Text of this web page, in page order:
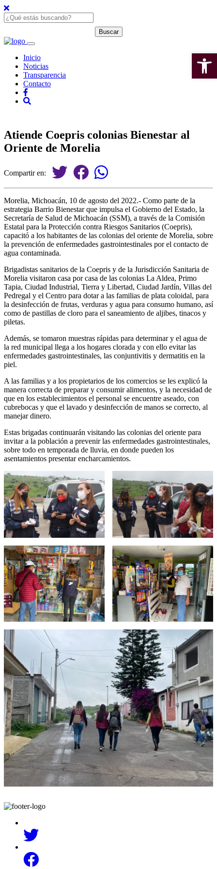
Inicio
Noticias
Transparencia
Contacto
Atiende Coepris colonias Bienestar al
Oriente de Morelia
Compartir en:
Morelia, Michoacán, 10 de agosto del 2022.- Como parte de la
estrategia Barrio Bienestar que impulsa el Gobierno del Estado, la
Secretaría de Salud de Michoacán (SSM), a través de la Comisión
Estatal para la Protección contra Riesgos Sanitarios (Coepris),
capacitó a los habitantes de las colonias del oriente de Morelia, sobre
la prevención de enfermedades gastrointestinales por el contacto de
agua contaminada.
Brigadistas sanitarios de la Coepris y de la Jurisdicción Sanitaria de
Morelia visitaron casa por casa de las colonias La Aldea, Primo
Tapia, Ciudad Industrial, Tierra y Libertad, Ciudad Jardín, Villas del
Pedregal y el Centro para dotar a las familias de plata coloidal, para
la desinfección de frutas, verduras y agua para consumo humano, así
como de pastillas de cloro para el saneamiento de aljibes, tinacos y
piletas.
Además, se tomaron muestras rápidas para determinar y el agua de
la red municipal llega a los hogares clorada y con ello evitar las
enfermedades gastrointestinales, las conjuntivitis y dermatitis en la
piel.
A las familias y a los propietarios de los comercios se les explicó la
manera correcta de preparar y consumir alimentos, y la necesidad de
que en los establecimientos el personal se encuentre aseado, con
cubrebocas y que el lavado y desinfección de manos se correcto, al
manejar dinero.
Estas brigadas continuarán visitando las colonias del oriente para
invitar a la población a prevenir las enfermedades gastrointestinales,
sobre todo en temporada de lluvia, en donde pueden los
asentamientos presentar encharcamientos.